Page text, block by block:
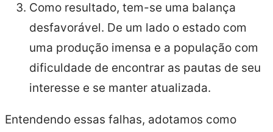
Como resultado, tem-se uma balança
desfavorável. De um lado o estado com
uma produção imensa e a população com
dificuldade de encontrar as pautas de seu
interesse e se manter atualizada.
Entendendo essas falhas, adotamos como